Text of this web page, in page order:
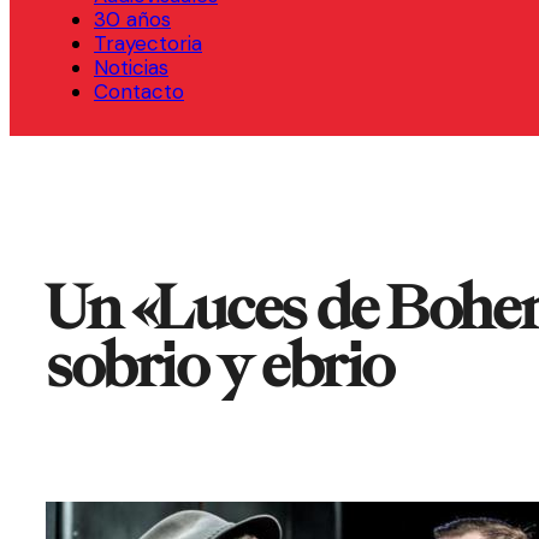
30 años
Trayectoria
Noticias
Contacto
Un «Luces de
sobrio y ebrio